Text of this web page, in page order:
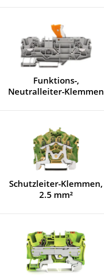
Funktions-,
Neutralleiter-Klemmen
Schutzleiter-Klemmen,
2.5 mm²